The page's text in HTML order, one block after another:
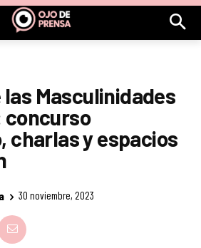
las Masculinidades
concurso
charlas y espacios
30 noviembre, 2023